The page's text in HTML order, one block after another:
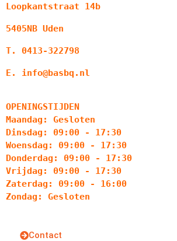
Loopkantstraat 14b
5405NB Uden
T. 0413-322798
E. info@basbq.nl
OPENINGSTIJDEN
Maandag: Gesloten
Dinsdag: 09:00 - 17:30
Woensdag: 09:00 - 17:30
Donderdag: 09:00 - 17:30
Vrijdag: 09:00 - 17:30
Zaterdag: 09:00 - 16:00
Zondag: Gesloten
Contact